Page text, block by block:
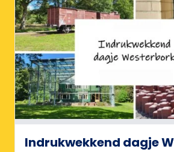
Indrukwekkend dagje